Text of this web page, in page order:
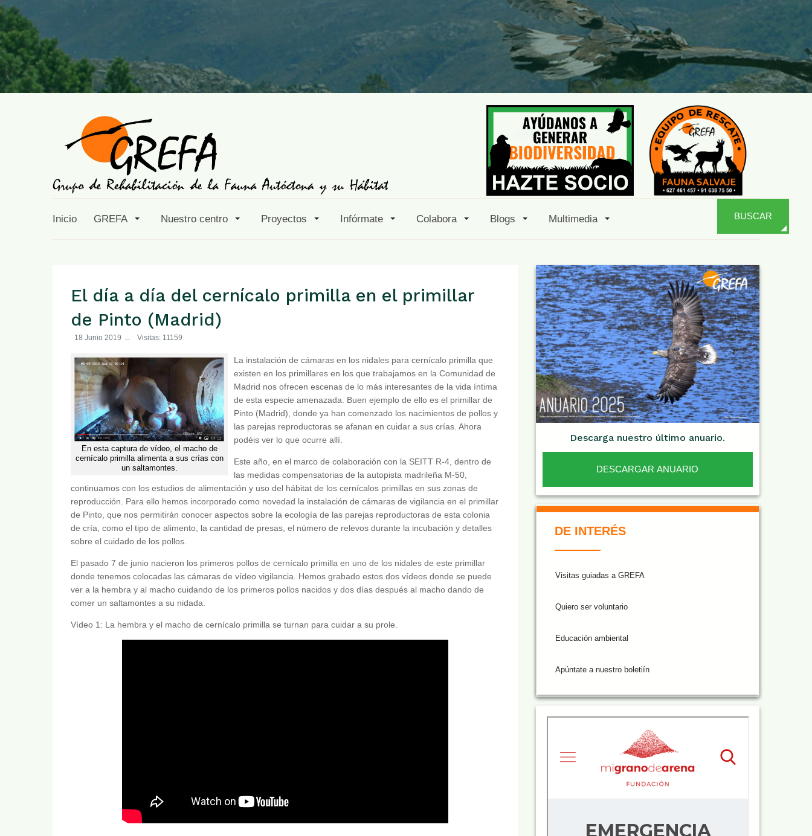
Inicio GREFA Nuestro centro Proyectos Infórmate Colabora Blogs Multimedia BUSCAR
El día a día del cernícalo primilla en el primillar
de Pinto (Madrid)
18 Junio 2019 Visitas: 11159
En esta captura de vídeo, el macho de
cernícalo primilla alimenta a sus crías con
un saltamontes.
La instalación de cámaras en los nidales para cernícalo primilla que
existen en los primillares en los que trabajamos en la Comunidad de
Madrid nos ofrecen escenas de lo más interesantes de la vida íntima
de esta especie amenazada. Buen ejemplo de ello es el primillar de
Pinto (Madrid), donde ya han comenzado los nacimientos de pollos y
las parejas reproductoras se afanan en cuidar a sus crías. Ahora
podéis ver lo que ocurre allí.
Este año, en el marco de colaboración con la SEITT R-4, dentro de
las medidas compensatorias de la autopista madrileña M-50,
continuamos con los estudios de alimentación y uso del hábitat de los cernícalos primillas en sus zonas de
reproducción. Para ello hemos incorporado como novedad la instalación de cámaras de vigilancia en el primillar
de Pinto, que nos permitirán conocer aspectos sobre la ecología de las parejas reproductoras de esta colonia
de cría, como el tipo de alimento, la cantidad de presas, el número de relevos durante la incubación y detalles
sobre el cuidado de los pollos.
El pasado 7 de junio nacieron los primeros pollos de cernícalo primilla en uno de los nidales de este primillar
donde tenemos colocadas las cámaras de vídeo vigilancia. Hemos grabado estos dos vídeos donde se puede
ver a la hembra y al macho cuidando de los primeros pollos nacidos y dos días después al macho dando de
comer un saltamontes a su nidada.
Vídeo 1: La hembra y el macho de cernícalo primilla se turnan para cuidar a su prole.
Descarga nuestro último anuario.
DESCARGAR ANUARIO
DE INTERÉS
Visitas guiadas a GREFA
Quiero ser voluntario
Educación ambiental
Apúntate a nuestro boletiín